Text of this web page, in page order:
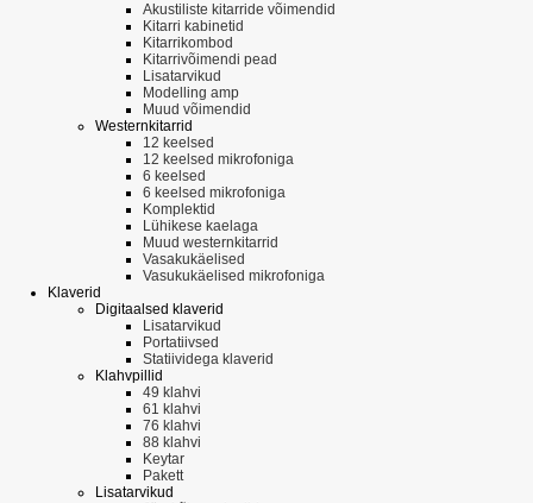
Akustiliste kitarride võimendid
Kitarri kabinetid
Kitarrikombod
Kitarrivõimendi pead
Lisatarvikud
Modelling amp
Muud võimendid
Westernkitarrid
12 keelsed
12 keelsed mikrofoniga
6 keelsed
6 keelsed mikrofoniga
Komplektid
Lühikese kaelaga
Muud westernkitarrid
Vasakukäelised
Vasukukäelised mikrofoniga
Klaverid
Digitaalsed klaverid
Lisatarvikud
Portatiivsed
Statiividega klaverid
Klahvpillid
49 klahvi
61 klahvi
76 klahvi
88 klahvi
Keytar
Pakett
Lisatarvikud